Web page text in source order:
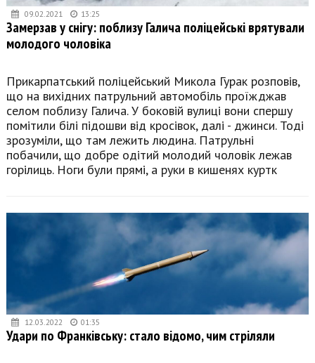
09.02.2021 13:25
Замерзав у снігу: поблизу Галича поліцейські врятували
молодого чоловіка
Прикарпатський поліцейський Микола Гурак розповів,
що на вихідних патрульний автомобіль проїжджав
селом поблизу Галича. У боковій вулиці вони спершу
помітили білі підошви від кросівок, далі - джинси. Тоді
зрозуміли, що там лежить людина. Патрульні
побачили, що добре одітий молодий чоловік лежав
горілиць. Ноги були прямі, а руки в кишенях куртк
12.03.2022 01:35
Удари по Франківську: стало відомо, чим стріляли